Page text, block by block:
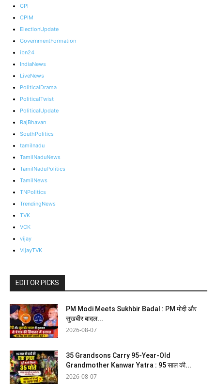
CPI
CPIM
ElectionUpdate
GovernmentFormation
ibn24
IndiaNews
LiveNews
PoliticalDrama
PoliticalTwist
PoliticalUpdate
RajBhavan
SouthPolitics
tamilnadu
TamilNaduNews
TamilNaduPolitics
TamilNews
TNPolitics
TrendingNews
TVK
VCK
vijay
VijayTVK
EDITOR PICKS
PM Modi Meets Sukhbir Badal : PM मोदी और
सुखबीर बादल...
2026-08-07
35 Grandsons Carry 95-Year-Old
Grandmother Kanwar Yatra : 95 साल की...
2026-08-07